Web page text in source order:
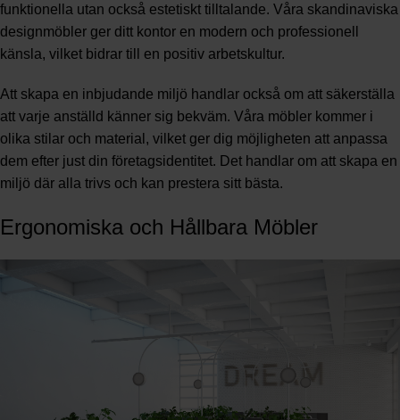
funktionella utan också estetiskt tilltalande. Våra skandinaviska
designmöbler ger ditt kontor en modern och professionell
känsla, vilket bidrar till en positiv arbetskultur.
Att skapa en inbjudande miljö handlar också om att säkerställa
att varje anställd känner sig bekväm. Våra möbler kommer i
olika stilar och material, vilket ger dig möjligheten att anpassa
dem efter just din företagsidentitet. Det handlar om att skapa en
miljö där alla trivs och kan prestera sitt bästa.
Ergonomiska och Hållbara Möbler